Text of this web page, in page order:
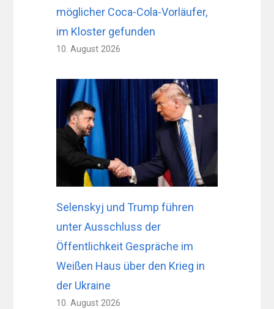
möglicher Coca-Cola-Vorläufer,
im Kloster gefunden
10. August 2026
Selenskyj und Trump führen
unter Ausschluss der
Öffentlichkeit Gespräche im
Weißen Haus über den Krieg in
der Ukraine
10. August 2026